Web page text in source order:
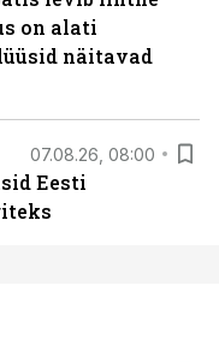
on alati
näitavad
07.08.26, 08:00
Eesti